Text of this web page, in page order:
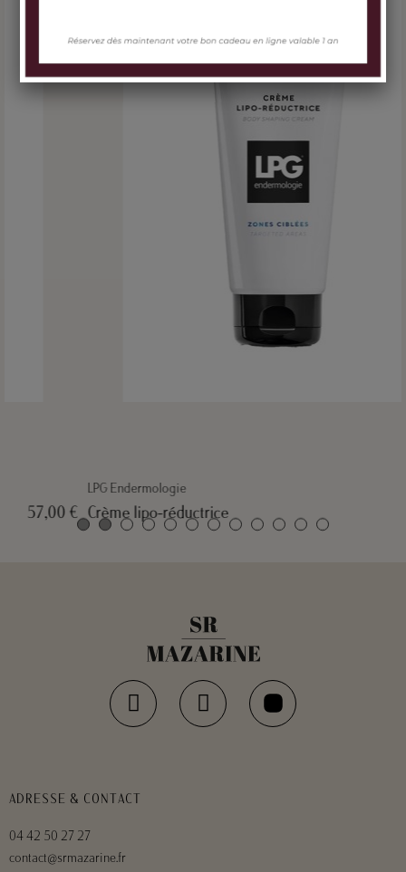
LPG Endermologie
Crème lipo-réductrice
ADRESSE & CONTACT
04 42 50 27 27
contact@srmazarine.fr